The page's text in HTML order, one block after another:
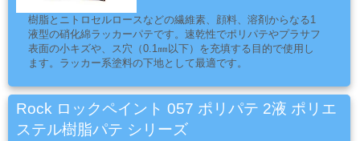
生
接
着
剤・
樹脂とニトロセルロースなどの繊維素、顔料、溶剤からなる1
液型の硝化綿ラッカーパテです。速乾性でポリパテやプラサフ
表面の小キズや、ス穴（0.1㎜以下）を充填する目的で使用し
ます。ラッカー系塗料の下地として最適です。
Rock ロックペイント 057 ポリパテ 2液 ポリエ
ステル樹脂パテ シリーズ